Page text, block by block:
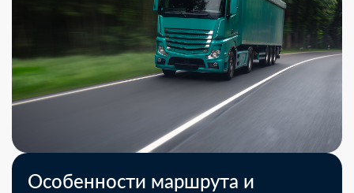
Особенности маршрута и